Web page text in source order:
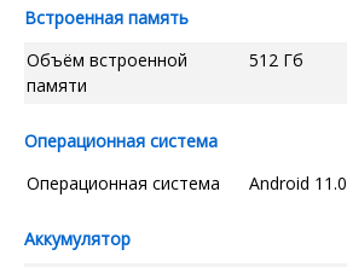
Встроенная память
Объём встроенной
памяти
512 Гб
Операционная система
Операционная система
Android 11.0
Аккумулятор